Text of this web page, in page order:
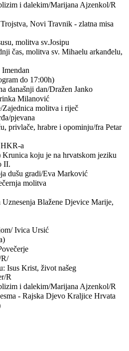
i dalekim/Marijana Ajzenkol/R
Novi Travnik - zlatna misa
molitva sv.Josipu
čas, molitva sv. Mihaelu arkanđelu,
do 17:00h)
današnji dan/Dražen Janko
Milanović
Zajednica molitva i riječ
pjevana
privlače, hrabre i opominju/fra Petar
a
Krunica koju je na hrvatskom jeziku
II.
dušu gradi/Eva Marković
molitva
Uznesenja Blažene Djevice Marije,
Ivica Ursić
Isus Krist, život našeg
R
i dalekim/Marijana Ajzenkol/R
- Rajska Djevo Kraljice Hrvata